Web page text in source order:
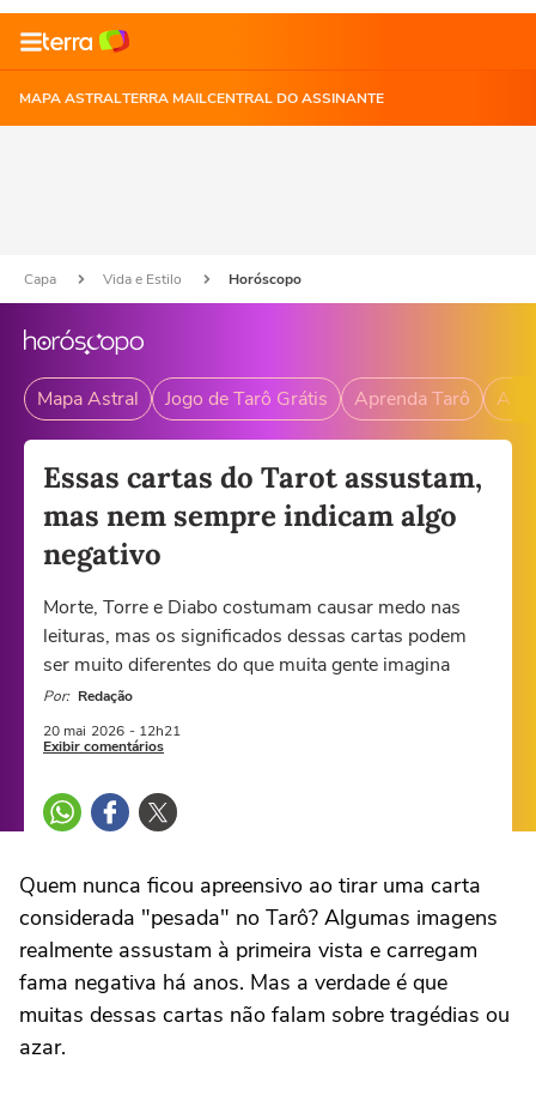
MAPA ASTRALTERRA MAILCENTRAL DO ASSINANTE
Capa Vida e Estilo Horóscopo
Mapa Astral Jogo de Tarô Grátis Aprenda Tarô
Essas cartas do Tarot assustam,
mas nem sempre indicam algo
negativo
Morte, Torre e Diabo costumam causar medo nas
leituras, mas os significados dessas cartas podem
ser muito diferentes do que muita gente imagina
Por: Redação
20 mai 2026 - 12h21
Exibir comentários
Quem nunca ficou apreensivo ao tirar uma carta
considerada "pesada" no Tarô? Algumas imagens
realmente assustam à primeira vista e carregam
fama negativa há anos. Mas a verdade é que
muitas dessas cartas não falam sobre tragédias ou
azar.